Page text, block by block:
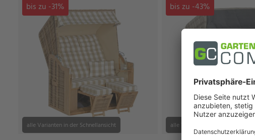
alle Varianten in der Schnellansicht
bis zu -31%
alle Varianten in der Schnellansicht
bis zu -43%